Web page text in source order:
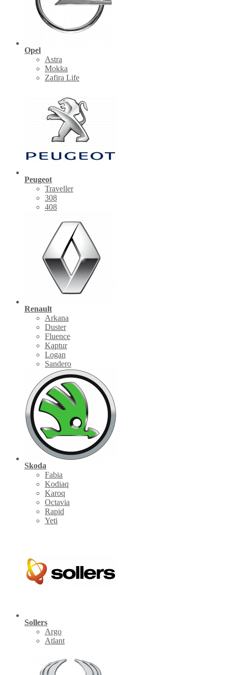
Opel
Astra
Mokka
Zafira Life
Peugeot
Traveller
308
408
Renault
Arkana
Duster
Fluence
Kaptur
Logan
Sandero
Skoda
Fabia
Kodiaq
Karoq
Octavia
Rapid
Yeti
Sollers
Argo
Atlant